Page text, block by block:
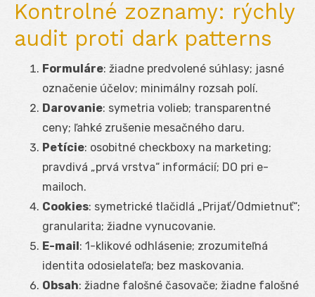
Kontrolné zoznamy: rýchly
audit proti dark patterns
Formuláre: žiadne predvolené súhlasy; jasné
označenie účelov; minimálny rozsah polí.
Darovanie: symetria volieb; transparentné
ceny; ľahké zrušenie mesačného daru.
Petície: osobitné checkboxy na marketing;
pravdivá „prvá vrstva“ informácií; DO pri e-
mailoch.
Cookies: symetrické tlačidlá „Prijať/Odmietnuť“;
granularita; žiadne vynucovanie.
E-mail: 1-klikové odhlásenie; zrozumiteľná
identita odosielateľa; bez maskovania.
Obsah: žiadne falošné časovače; žiadne falošné